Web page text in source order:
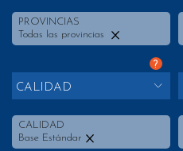
PROVINCIAS
Todas las provincias
?
CALIDAD
CALIDAD
Base Estándar